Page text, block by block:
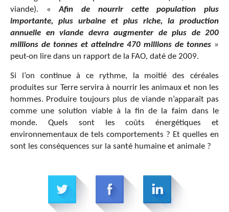
viande). «Afin de nourrir cette population plus
importante, plus urbaine et plus riche, la production
annuelle en viande devra augmenter de plus de 200
millions de tonnes et atteindre 470 millions de tonnes »
peut-on lire dans un rapport de la FAO, daté de 2009.
Si l’on continue à ce rythme, la moitié des céréales
produites sur Terre servira à nourrir les animaux et non les
hommes. Produire toujours plus de viande n’apparaît pas
comme une solution viable à la fin de la faim dans le
monde. Quels sont les coûts énergétiques et
environnementaux de tels comportements ? Et quelles en
sont les conséquences sur la santé humaine et animale ?